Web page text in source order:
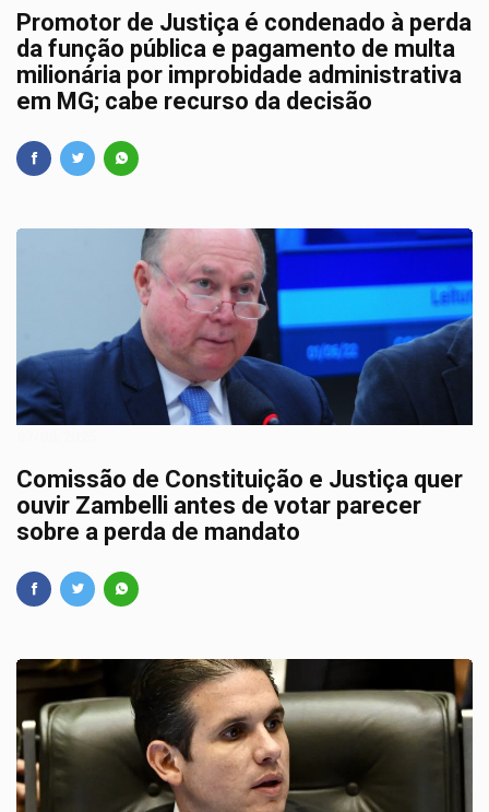
Promotor de Justiça é condenado à perda
da função pública e pagamento de multa
milionária por improbidade administrativa
em MG; cabe recurso da decisão
Comissão de Constituição e Justiça quer
ouvir Zambelli antes de votar parecer
sobre a perda de mandato